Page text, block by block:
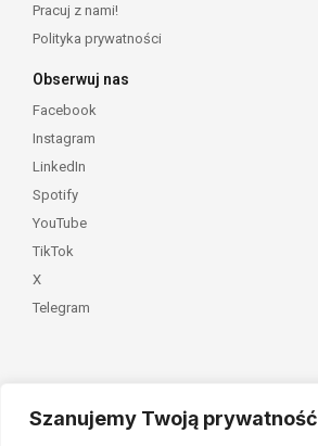
Szanujemy Twoją prywatność
Pracuj z nami!
Polityka prywatności
Obserwuj nas
Facebook
Instagram
LinkedIn
Spotify
YouTube
TikTok
X
Telegram
Należymy do